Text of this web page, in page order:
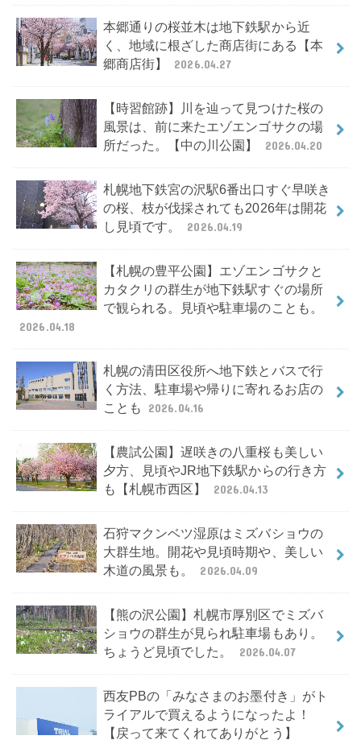
本郷通りの桜並木は地下鉄駅から近
く、地域に根ざした商店街にある【本
郷商店街】
2026.04.27
【時習館跡】川を辿って見つけた桜の
風景は、前に来たエゾエンゴサクの場
所だった。【中の川公園】
2026.04.20
札幌地下鉄宮の沢駅6番出口すぐ早咲き
の桜、枝が伐採されても2026年は開花
し見頃です。
2026.04.19
【札幌の豊平公園】エゾエンゴサクと
カタクリの群生が地下鉄駅すぐの場所
で観られる。見頃や駐車場のことも。
2026.04.18
札幌の清田区役所へ地下鉄とバスで行
く方法、駐車場や帰りに寄れるお店の
ことも
2026.04.16
【農試公園】遅咲きの八重桜も美しい
夕方、見頃やJR地下鉄駅からの行き方
も【札幌市西区】
2026.04.13
石狩マクンベツ湿原はミズバショウの
大群生地。開花や見頃時期や、美しい
木道の風景も。
2026.04.09
【熊の沢公園】札幌市厚別区でミズバ
ショウの群生が見られ駐車場もあり。
ちょうど見頃でした。
2026.04.07
西友PBの「みなさまのお墨付き」がト
ライアルで買えるようになったよ！
【戻って来てくれてありがとう】